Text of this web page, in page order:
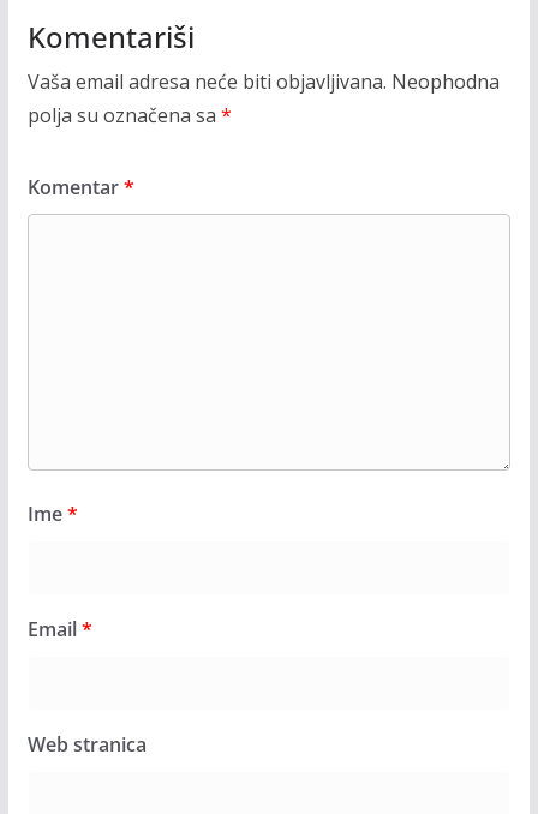
Komentariši
Vaša email adresa neće biti objavljivana. Neophodna
polja su označena sa *
Komentar*
Ime*
Email*
Web stranica